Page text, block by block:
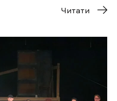
Читати